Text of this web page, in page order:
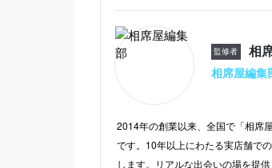
監修者 相
相席屋編集
2014年の創業以来、全国で「相席
です。10年以上にわたる実店舗で
します。リアルな出会いの場を提